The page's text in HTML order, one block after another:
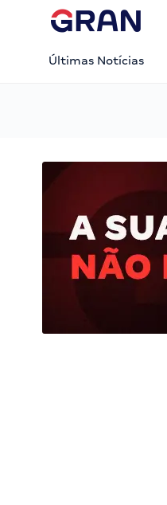
Últimas Notícias